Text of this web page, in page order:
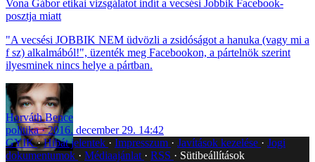
Vona Gábor etikai vizsgálatot indít a vecsési Jobbik Facebook-
posztja miatt
"A vecsési JOBBIK NEM üdvözli a zsidóságot a hanuka (vagy mi a
f sz) alkalmából!", üzenték meg Facebookon, a pártelnök szerint
ilyesminek nincs helye a pártban.
Horváth Bence
politika
2016. december 29. 14:42
GYIK Hibát jelentek Impresszum Javítások kezelése
Jogi
dokumentumok
Médiaajánlat RSS
Sütibeállítások